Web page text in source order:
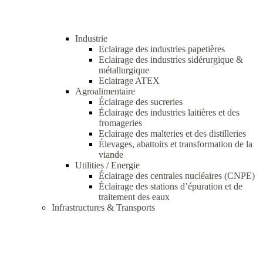
Industrie
Eclairage des industries papetières
Eclairage des industries sidérurgique &
métallurgique
Eclairage ATEX
Agroalimentaire
Éclairage des sucreries
Éclairage des industries laitières et des
fromageries
Eclairage des malteries et des distilleries
Élevages, abattoirs et transformation de la
viande
Utilities / Energie
Éclairage des centrales nucléaires (CNPE)
Éclairage des stations d’épuration et de
traitement des eaux
Infrastructures & Transports